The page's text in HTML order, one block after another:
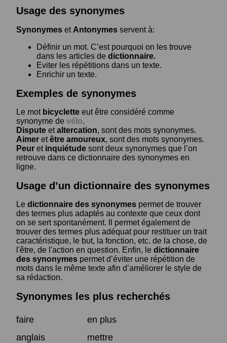
Usage des synonymes
Synonymes et Antonymes servent à:
Définir un mot. C’est pourquoi on les trouve
dans les articles de dictionnaire.
Eviter les répétitions dans un texte.
Enrichir un texte.
Exemples de synonymes
Le mot bicyclette eut être considéré comme
synonyme de vélo.
Dispute etaltercation, sont des mots synonymes.
Aimer etêtre amoureux, sont des mots synonymes.
Peur et inquiétude sont deux synonymes que l’on
retrouve dans ce dictionnaire des synonymes en
ligne.
Usage d’un dictionnaire des synonymes
Le dictionnaire des synonymes permet de trouver
des termes plus adaptés au contexte que ceux dont
on se sert spontanément. Il permet également de
trouver des termes plus adéquat pour restituer un trait
caractéristique, le but, la fonction, etc. de la chose, de
l'être, de l'action en question. Enfin, le dictionnaire
des synonymes permet d’éviter une répétition de
mots dans le même texte afin d’améliorer le style de
sa rédaction.
Synonymes les plus recherchés
faire
en plus
anglais
mettre